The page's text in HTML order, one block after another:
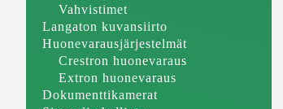
Vahvistimet
Langaton kuvansiirto
Huonevarausjärjestelmät
Crestron huonevaraus
Extron huonevaraus
Dokumenttikamerat